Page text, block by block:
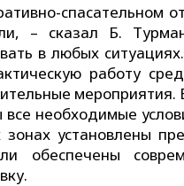
спасательном
– сказал Б.
в любых
работу
мероприятия.
все необходимые
зонах установлены
обеспечены